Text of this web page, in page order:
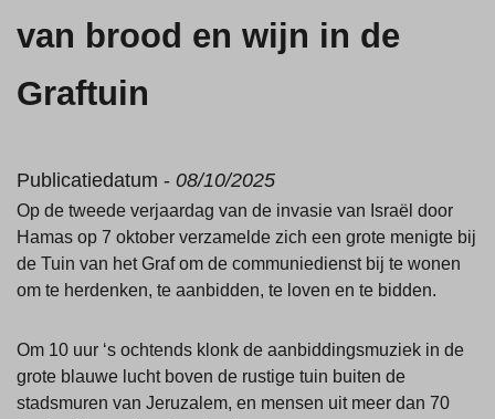
van brood en wijn in de
Graftuin
Publicatiedatum - 08/10/2025
Op de tweede verjaardag van de invasie van Israël door
Hamas op 7 oktober verzamelde zich een grote menigte bij
de Tuin van het Graf om de communiedienst bij te wonen
om te herdenken, te aanbidden, te loven en te bidden.
Om 10 uur ‘s ochtends klonk de aanbiddingsmuziek in de
grote blauwe lucht boven de rustige tuin buiten de
stadsmuren van Jeruzalem, en mensen uit meer dan 70